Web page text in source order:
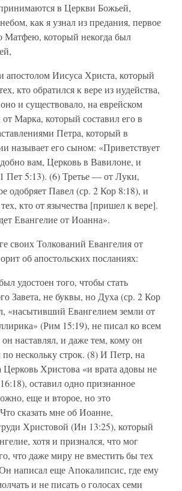
в Церкви Божьей,
как я узнал из предания, первое
Матфею, который некогда был
апостолом Иисуса Христа, который
кто обратился к вере из иудейства,
и существовало, на еврейском
Марка, который составил его в
Петра, который в
называет его сыном: «Приветствует
вам, Церковь в Вавилоне, и
Пет 5:13). (6) Третье — от Луки,
одобряет Павел (ср. 2 Кор 8:18), и
кто от язычества [пришел к вере].
Евангелие от Иоанна».
своих Толкований Евангелия от
об апостольских посланиях:
удостоен того, чтобы стать
Завета, не буквы, но Духа (ср. 2 Кор
«насытивший Евангелием земли от
(Рим 15:19), не писал ко всем
наставлял, и даже тем, кому он
нескольку строк. (8) И Петр, на
Церковь Христова «и врата адовы не
оставил одно признанное
еще и второе, но это
сказать мне об Иоанне,
Христовой (Ин 13:25), который
хотя и признался, что мог
что даже миру не вместить бы тех
написал еще Апокалипсис, где ему
и не писать о голосах семи